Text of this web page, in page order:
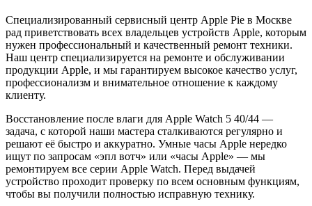
Специализированный сервисный центр Apple Pie в Москве
рад приветствовать всех владельцев устройств Apple, которым
нужен профессиональный и качественный ремонт техники.
Наш центр специализируется на ремонте и обслуживании
продукции Apple, и мы гарантируем высокое качество услуг,
профессионализм и внимательное отношение к каждому
клиенту.
Восстановление после влаги для Apple Watch 5 40/44 —
задача, с которой наши мастера сталкиваются регулярно и
решают её быстро и аккуратно. Умные часы Apple нередко
ищут по запросам «эпл вотч» или «часы Apple» — мы
ремонтируем все серии Apple Watch. Перед выдачей
устройство проходит проверку по всем основным функциям,
чтобы вы получили полностью исправную технику.